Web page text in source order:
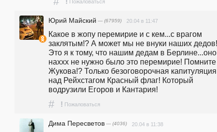
Пожаловаться
Юрий Майский — (67959) 20.04 в 11:47
Какое в жопу перемирие и с кем...с врагом
заклятым!? А может мы не внуки наших
Это я к тому, что нашим дедам в Берлине...оно
наххх не нужно было это перемирие! Помните
Жукова!? Только безоговорочная
над Рейхстагом Красный флаг! Который
водрузили Егоров и Кантария!
# ! Пожаловаться
Дима Пересветов — (4036) 20.04 в 11:38